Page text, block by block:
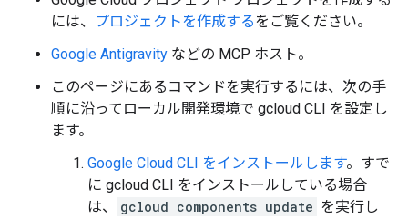
には、
プロジェクトを作成するをご覧ください。
Google Antigravity などの MCP ホスト。
このページにあるコマンドを実行するには、次の手
順に沿ってローカル開発環境で gcloud CLI を設定し
ます。
Google Cloud CLI をインストールします。すで
に gcloud CLI をインストールしている場合
は、
gcloud components update を実行し